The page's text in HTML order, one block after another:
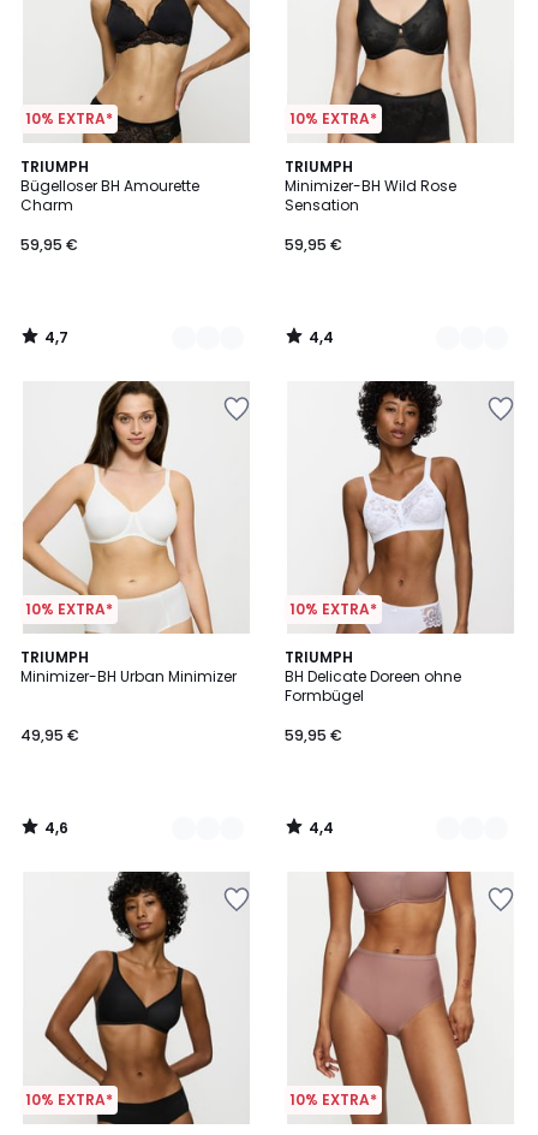
10% EXTRA*
TRIUMPH
Bügelloser BH Amourette
Charm
59,95 €
4,7
/ 5
2
Farben
4,7
/
10% EXTRA*
TRIUMPH
Minimizer-BH Wild Rose
Sensation
59,95 €
4,4
/ 5
3
Farben
4,4
/
10% EXTRA*
TRIUMPH
Minimizer-BH Urban Minimizer
49,95 €
4,6
/ 5
3
Farben
4,6
/
10% EXTRA*
TRIUMPH
BH Delicate Doreen ohne
Formbügel
59,95 €
4,4
/ 5
3
Farben
4,4
/
10% EXTRA* 10% EXTRA*